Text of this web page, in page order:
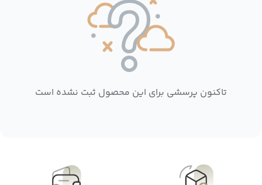
تاکنون پرسشی برای این محصول ثبت نشده است